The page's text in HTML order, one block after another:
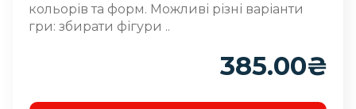
кольорів та форм. Можливі різні варіанти
гри: збирати фігури ..
385.00₴